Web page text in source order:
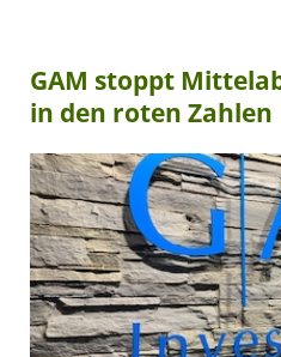
GAM stoppt
in den roten Zahlen